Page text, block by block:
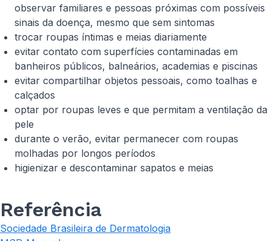
observar familiares e pessoas próximas com possíveis
sinais da doença, mesmo que sem sintomas
trocar roupas íntimas e meias diariamente
evitar contato com superfícies contaminadas em
banheiros públicos, balneários, academias e piscinas
evitar compartilhar objetos pessoais, como toalhas e
calçados
optar por roupas leves e que permitam a ventilação da
pele
durante o verão, evitar permanecer com roupas
molhadas por longos períodos
higienizar e descontaminar sapatos e meias
Referência
Sociedade Brasileira de Dermatologia